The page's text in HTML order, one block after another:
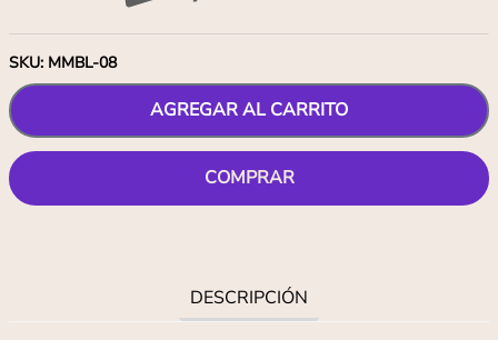
SKU: MMBL-08
AGREGAR AL CARRITO
COMPRAR
DESCRIPCIÓN